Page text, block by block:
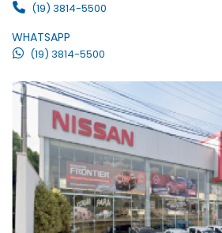
(19) 3814-5500
WHATSAPP
(19) 3814-5500